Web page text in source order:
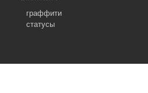
граффити
статусы